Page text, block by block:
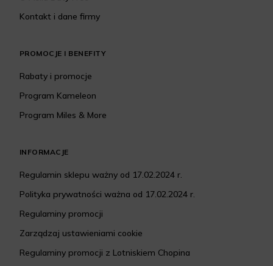
Kontakt i dane firmy
PROMOCJE I BENEFITY
Rabaty i promocje
Program Kameleon
Program Miles & More
INFORMACJE
Regulamin sklepu ważny od 17.02.2024 r.
Polityka prywatności ważna od 17.02.2024 r.
Regulaminy promocji
Zarządzaj ustawieniami cookie
Regulaminy promocji z Lotniskiem Chopina